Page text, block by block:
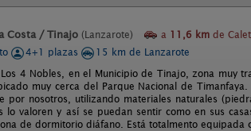
Costa / Tinajo (Lanzarote) a 11,6 km de
4+1 plazas
15 km de Lanzarote
4 Nobles, en el Municipio de Tinajo, zona muy
muy cerca del Parque Nacional de
por nosotros, utilizando materiales naturales
lo valoren y así se puedan sentir como en sus
de dormitorio diáfano. Está totalmento equipada